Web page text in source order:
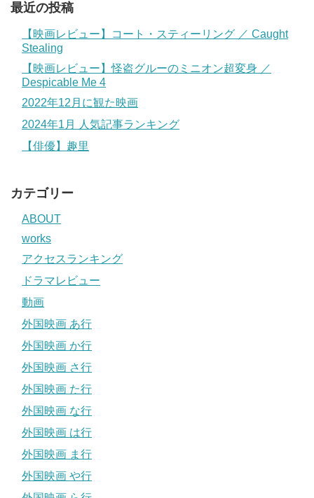
最近の投稿
【映画レビュー】コート・スティーリング ／ Caught
Stealing
【映画レビュー】怪盗グルーのミニオン超変身 ／
Despicable Me 4
2022年12月に観た映画
2024年1月 人気記事ランキング
【俳優】趣里
カテゴリー
ABOUT
works
アクセスランキング
ドラマレビュー
動画
外国映画 あ行
外国映画 か行
外国映画 さ行
外国映画 た行
外国映画 な行
外国映画 は行
外国映画 ま行
外国映画 や行